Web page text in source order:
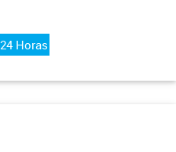
Horas